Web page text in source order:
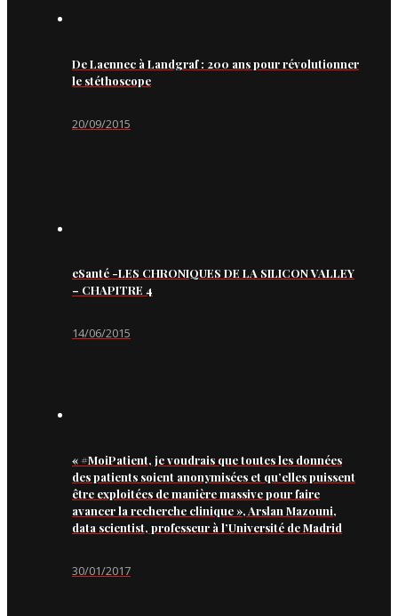
De Laennec à Landgraf : 200 ans pour révolutionner
le stéthoscope
20/09/2015
eSanté -LES CHRONIQUES DE LA SILICON VALLEY
– CHAPITRE 4
14/06/2015
« #MoiPatient, je voudrais que toutes les données
des patients soient anonymisées et qu’elles puissent
être exploitées de manière massive pour faire
avancer la recherche clinique », Arslan Mazouni,
data scientist, professeur à l’Université de Madrid
30/01/2017